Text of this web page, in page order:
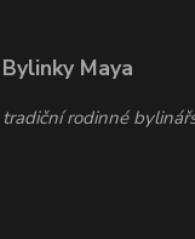
Bylinky Maya
tradiční rodinné